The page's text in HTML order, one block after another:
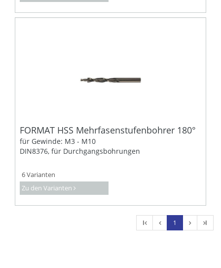
FORMAT HSS Mehrfasenstufenbohrer 180°
für Gewinde: M3 - M10
DIN8376, für Durchgangsbohrungen
6 Varianten
Zu den Varianten
l 1 l